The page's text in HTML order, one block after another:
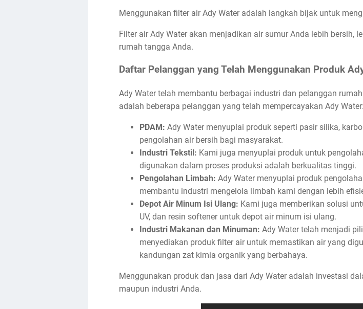
Menggunakan filter air Ady Water adalah langkah bijak untuk
Filter air Ady Water akan menjadikan air sumur Anda lebih bersih,
rumah tangga Anda.
Daftar Pelanggan yang Telah Menggunakan Produk
Ady Water telah membantu berbagai industri dan pelanggan
adalah beberapa pelanggan yang telah mempercayakan Ady Water:
PDAM: Ady Water menyuplai produk seperti pasir silika,
pengolahan air bersih bagi masyarakat.
Industri Tekstil: Kami juga menyuplai produk untuk
digunakan dalam proses produksi adalah berkualitas tinggi.
Pengolahan Limbah: Ady Water menyuplai produk
membantu industri mengelola limbah kami dengan lebih
Depot Air Minum Isi Ulang: Kami juga memberikan solusi
UV, dan resin softener untuk depot air minum isi ulang.
Industri Makanan dan Minuman: Ady Water telah menjadi
menyediakan produk filter air untuk memastikan air yang
kandungan zat kimia organik yang berbahaya.
Menggunakan produk dan jasa dari Ady Water adalah investasi
maupun industri Anda.